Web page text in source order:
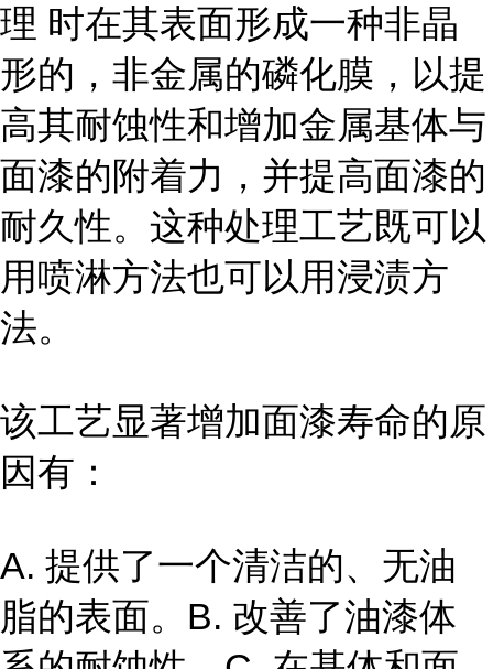
理 时在其表面形成一种非晶
形的，非金属的磷化膜，以提
高其耐蚀性和增加金属基体与
面漆的附着力，并提高面漆的
耐久性。这种处理工艺既可以
用喷淋方法也可以用浸渍方
法。
该工艺显著增加面漆寿命的原
因有：
A. 提供了一个清洁的、无油
脂的表面。B. 改善了油漆体